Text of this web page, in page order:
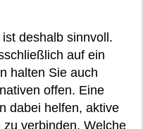
deshalb sinnvoll.
auf ein
halten Sie auch
offen. Eine
dabei helfen, aktive
verbinden. Welche